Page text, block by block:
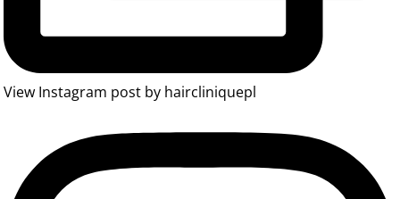
View Instagram post by haircliniquepl